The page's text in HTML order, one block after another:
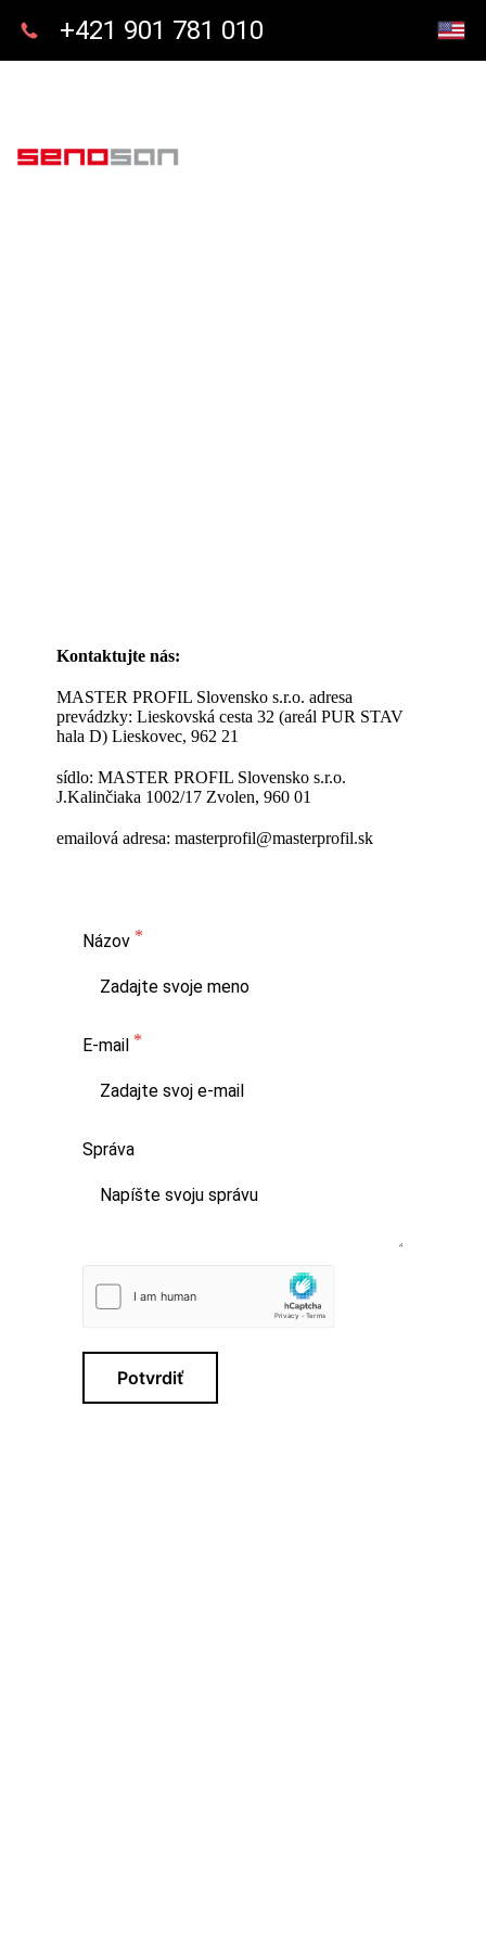
+421 901 781 010
Kontaktujte nás:
MASTER PROFIL Slovensko s.r.o.adresa
prevádzky: Lieskovská cesta 32 (areál PUR STAV
hala D) Lieskovec, 962 21
sídlo:MASTER PROFIL Slovensko s.r.o.
J.Kalinčiaka 1002/17 Zvolen, 960 01
emailová adresa: masterprofil@masterprofil.sk
Názov
E-mail
Správa
Potvrdiť